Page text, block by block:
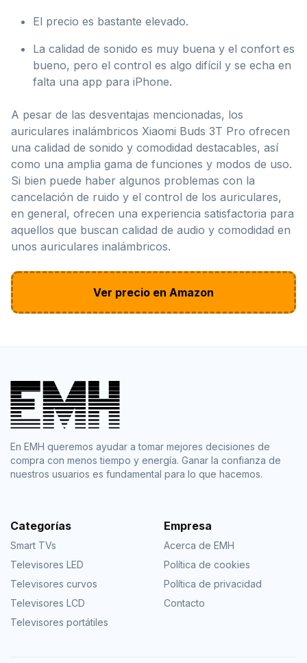
El precio es bastante elevado.
La calidad de sonido es muy buena y el confort es
bueno, pero el control es algo difícil y se echa en
falta una app para iPhone.
A pesar de las desventajas mencionadas, los
auriculares inalámbricos Xiaomi Buds 3T Pro ofrecen
una calidad de sonido y comodidad destacables, así
como una amplia gama de funciones y modos de uso.
Si bien puede haber algunos problemas con la
cancelación de ruido y el control de los auriculares,
en general, ofrecen una experiencia satisfactoria para
aquellos que buscan calidad de audio y comodidad en
unos auriculares inalámbricos.
Ver precio en Amazon
En EMH queremos ayudar a tomar mejores decisiones de
compra con menos tiempo y energía. Ganar la confianza de
nuestros usuarios es fundamental para lo que hacemos.
Categorías
Smart TVs
Televisores LED
Televisores curvos
Televisores LCD
Televisores portátiles
Empresa
Acerca de EMH
Política de cookies
Política de privacidad
Contacto